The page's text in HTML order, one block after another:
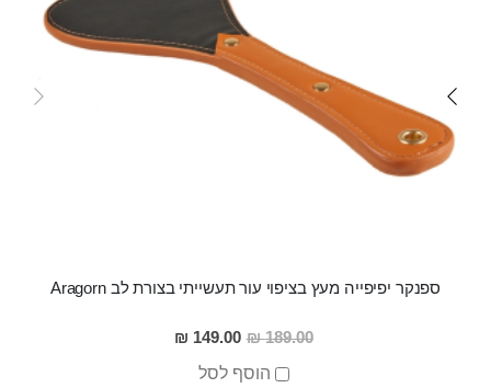
ספנקר יפיפייה מעץ בציפוי עור תעשייתי בצורת לב Aragorn
189.00 ₪
מחיר
מבצע
149.00 ₪
הוסף לסל